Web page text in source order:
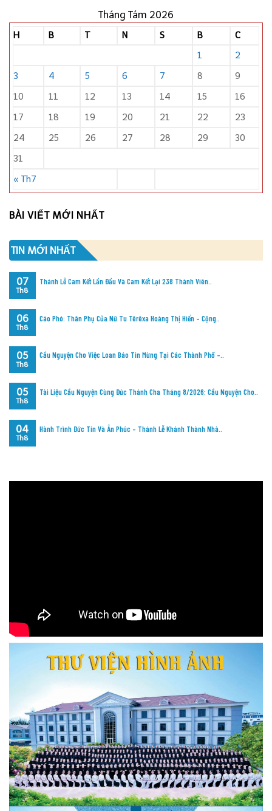
Tháng Tám 2026
H B T N S B C
« Th7
1
2
3
4 5 6 7 8
9
10
11 12 13 14 15
16
17
18 19 20 21 22
23
24
25 26 27 28 29
30
31
BÀI VIẾT MỚI NHẤT
TIN MỚI NHẤT
Thánh Lễ Cam Kết Lần Đầu Và Cam Kết Lại 238 Thành Viên..
07
Th8
Cáo Phó: Thân Phụ Của Nữ Tu Têrêxa Hoàng Thị Hiển – Cộng..
06
Th8
Cầu Nguyện Cho Việc Loan Báo Tin Mừng Tại Các Thành Phố –..
05
Th8
Tài Liệu Cầu Nguyện Cùng Đức Thánh Cha Tháng 8/2026: Cầu Nguyện Cho..
05
Th8
Hành Trình Đức Tin Và Ân Phúc – Thánh Lễ Khánh Thành Nhà..
04
Th8